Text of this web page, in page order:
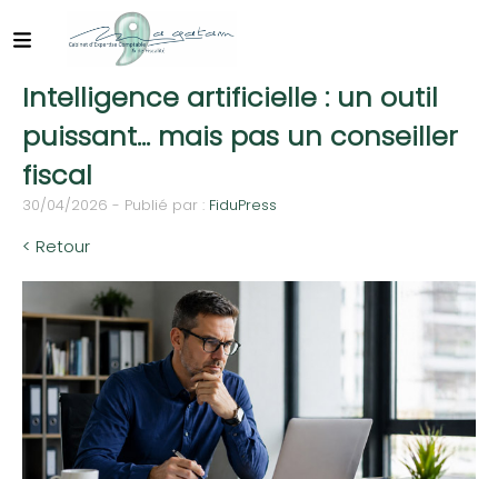
Intelligence artificielle : un outil
puissant… mais pas un conseiller
fiscal
30/04/2026 - Publié par : FiduPress
< Retour